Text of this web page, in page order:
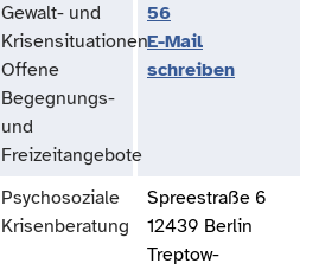
Gewalt- und
Krisensituationen
Offene
Begegnungs-
und
Freizeitangebote
56
E-Mail
schreiben
Psychosoziale
Krisenberatung
Spreestraße 6
12439 Berlin
Treptow-